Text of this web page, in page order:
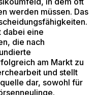
werden müssen. Das
dabei eine
die nach
am Markt zu
und stellt
dar, sowohl für